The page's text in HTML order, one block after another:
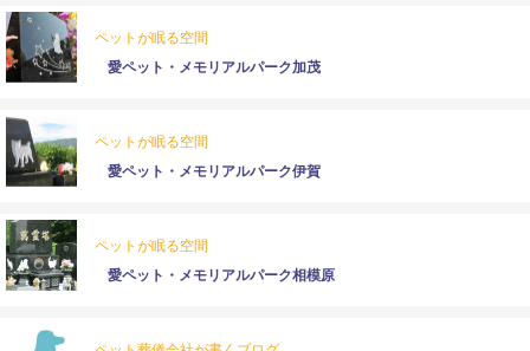
ペットが眠る空間
愛ペット・メモリアルパーク加茂
ペットが眠る空間
愛ペット・メモリアルパーク伊賀
ペットが眠る空間
愛ペット・メモリアルパーク相模原